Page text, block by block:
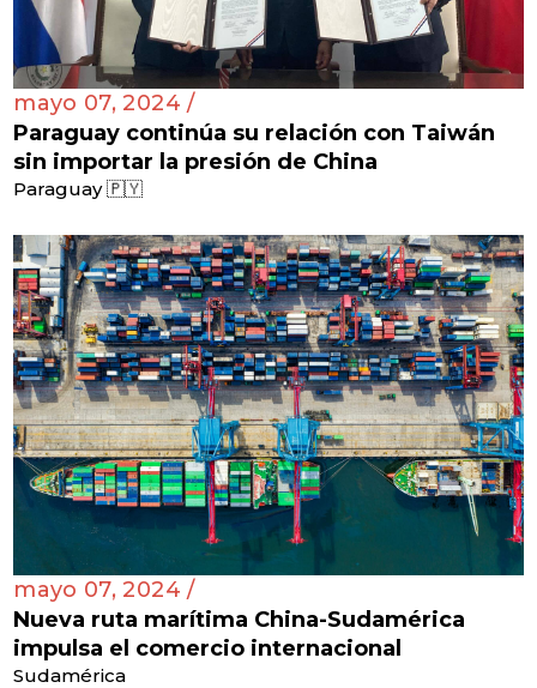
mayo 07, 2024 /
Paraguay continúa su relación con Taiwán
sin importar la presión de China
Paraguay 🇵🇾
mayo 07, 2024 /
Nueva ruta marítima China-Sudamérica
impulsa el comercio internacional
Sudamérica